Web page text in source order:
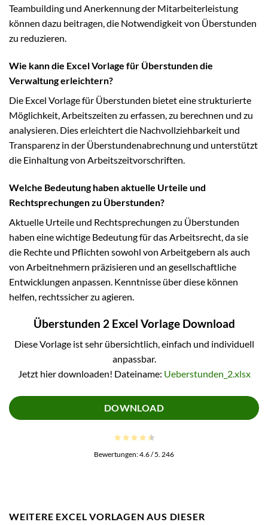
Teambuilding und Anerkennung der Mitarbeiterleistung
können dazu beitragen, die Notwendigkeit von Überstunden
zu reduzieren.
Wie kann die Excel Vorlage für Überstunden die
Verwaltung erleichtern?
Die Excel Vorlage für Überstunden bietet eine strukturierte
Möglichkeit, Arbeitszeiten zu erfassen, zu berechnen und zu
analysieren. Dies erleichtert die Nachvollziehbarkeit und
Transparenz in der Überstundenabrechnung und unterstützt
die Einhaltung von Arbeitszeitvorschriften.
Welche Bedeutung haben aktuelle Urteile und
Rechtsprechungen zu Überstunden?
Aktuelle Urteile und Rechtsprechungen zu Überstunden
haben eine wichtige Bedeutung für das Arbeitsrecht, da sie
die Rechte und Pflichten sowohl von Arbeitgebern als auch
von Arbeitnehmern präzisieren und an gesellschaftliche
Entwicklungen anpassen. Kenntnisse über diese können
helfen, rechtssicher zu agieren.
Überstunden 2 Excel Vorlage Download
Diese Vorlage ist sehr übersichtlich, einfach und individuell
anpassbar.
Jetzt hier downloaden! Dateiname: Ueberstunden_2.xlsx
DOWNLOAD
Bewertungen:4.6/ 5. 246
WEITERE EXCEL VORLAGEN AUS DIESER